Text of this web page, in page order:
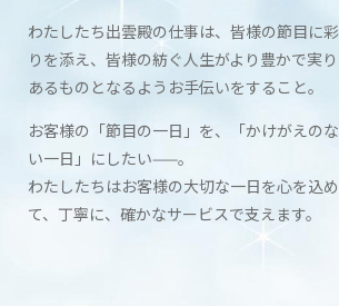
わたしたち出雲殿の仕事は、皆様の節目に彩
りを添え、皆様の紡ぐ人生がより豊かで実り
あるものとなるようお手伝いをすること。
お客様の「節目の一日」を、「かけがえのな
い一日」にしたい——。
わたしたちはお客様の大切な一日を心を込め
て、丁寧に、確かなサービスで支えます。